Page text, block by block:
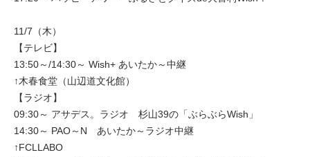
11/7（木）
【テレビ】
13:50～/14:30～ Wish+ あいたか～中継
↑木春食堂（山辺道文化館）
【ラジオ】
09:30～ アサデス。ラジオ 杉山39の「ぶらぶらWish」
14:30～ PAO～N あいたか～ラジオ中継
↑FCLLABO